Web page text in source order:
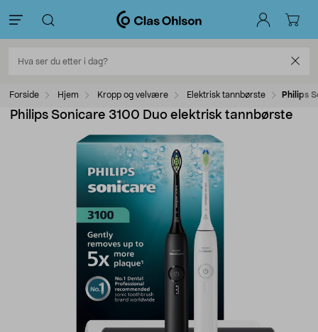
Forside Hjem Kropp og velvære Elektrisk tannbørste Philips
Philips Sonicare 3100 Duo elektrisk tannbørste